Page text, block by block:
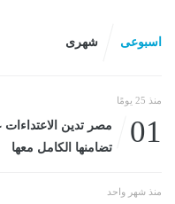
اسبوعى شهرى
منذ 25 يومًا
01
مصر تدين الاعتداءات
تضامنها الكامل معها
منذ شهر واحد